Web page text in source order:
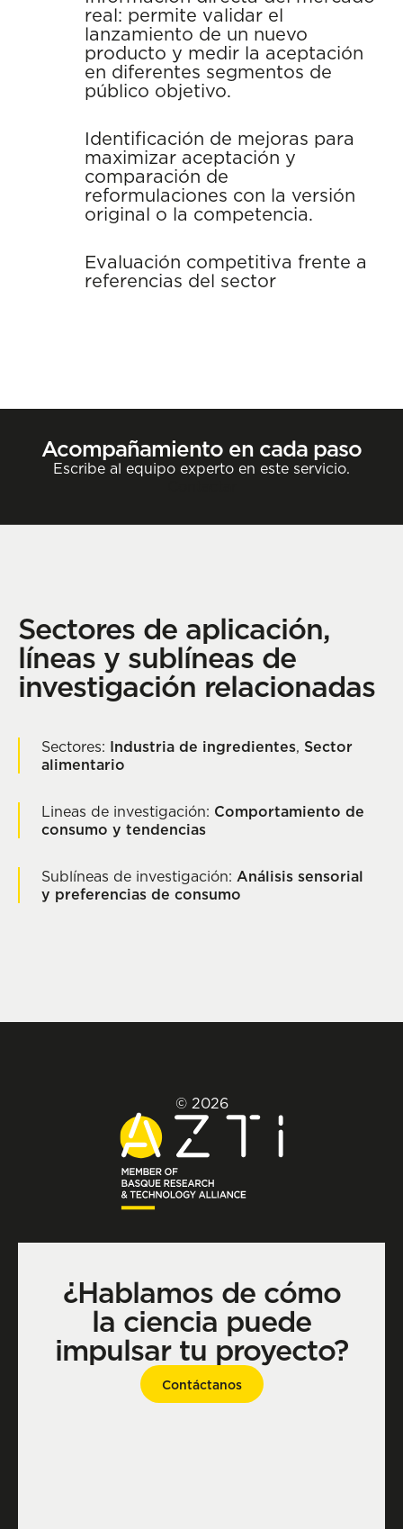
real: permite validar el
lanzamiento de un nuevo
producto y medir la aceptación
en diferentes segmentos de
público objetivo.
Identificación de mejoras para
maximizar aceptación y
comparación de
reformulaciones con la versión
original o la competencia.
Evaluación competitiva frente a
referencias del sector
Acompañamiento en cada paso
Escribe al equipo experto en este servicio.
Sectores de aplicación,
líneas y sublíneas de
investigación relacionadas
Sectores: Industria de ingredientes, Sector
alimentario
Lineas de investigación: Comportamiento de
consumo y tendencias
Sublíneas de investigación: Análisis sensorial
y preferencias de consumo
© 2026
¿Hablamos de cómo
la ciencia puede
impulsar tu proyecto?
Contáctanos